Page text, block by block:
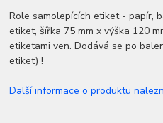
Role samolepících etiket - papír,
etiket, šířka 75 mm x výška 120
etiketami ven. Dodává se po
etiket) !
Další informace o produktu